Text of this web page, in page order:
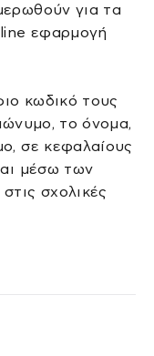
για τα
εφαρμογή
κωδικό τους
το όνομα,
σε κεφαλαίους
μέσω των
σχολικές